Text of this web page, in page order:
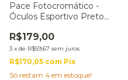
Pace Fotocromático -
Óculos Esportivo Preto
R$179,00
3 x de R$59,67 sem juros
R$170,05 com Pix
Só restam 4 em estoque!